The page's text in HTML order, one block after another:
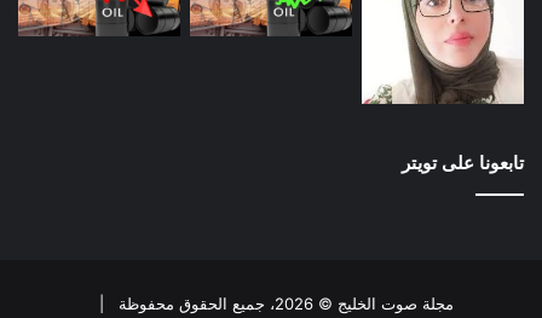
تابعونا على تويتر
مجلة صوت الخليج © 2026، جميع الحقوق محفوظة |